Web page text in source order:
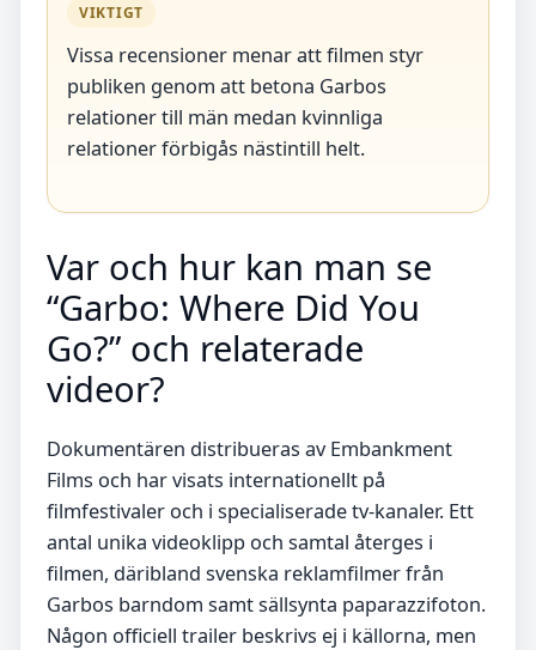
VIKTIGT
Vissa recensioner menar att filmen styr
publiken genom att betona Garbos
relationer till män medan kvinnliga
relationer förbigås nästintill helt.
Var och hur kan man se
“Garbo: Where Did You
Go?” och relaterade
videor?
Dokumentären distribueras av Embankment
Films och har visats internationellt på
filmfestivaler och i specialiserade tv-kanaler. Ett
antal unika videoklipp och samtal återges i
filmen, däribland svenska reklamfilmer från
Garbos barndom samt sällsynta paparazzifoton.
Någon officiell trailer beskrivs ej i källorna, men